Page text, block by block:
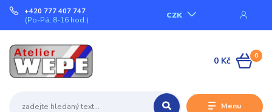
Menu
CZK
+420 777 407 747
(Po-Pá, 8-16 hod.)
0
0 Kč